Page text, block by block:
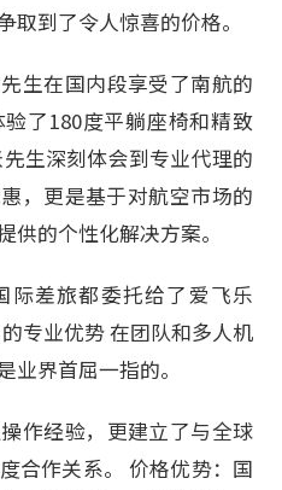
取到了令人惊喜的价格。
生在国内段享受了南航的
了180度平躺座椅和精致
生深刻体会到专业代理的
，更是基于对航空市场的
供的个性化解决方案。
际差旅都委托给了爱飞乐
专业优势 在团队和多人机
业界首屈一指的。
作经验，更建立了与全球
合作关系。 价格优势：国